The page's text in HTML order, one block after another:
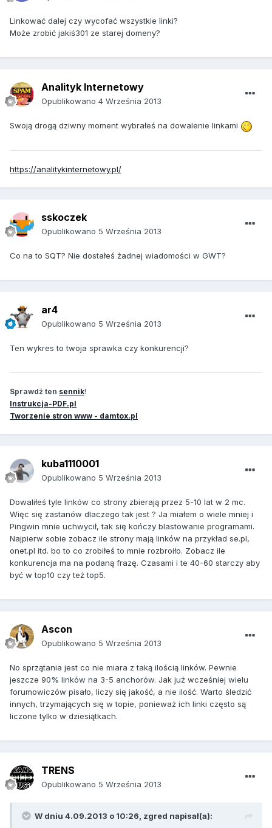
Linkować dalej czy wycofać wszystkie linki?
Może zrobić jakiś301 ze starej domeny?
Analityk Internetowy
Opublikowano 4 Września 2013
Swoją drogą dziwny moment wybrałeś na dowalenie linkami
https://analitykinternetowy.pl/
sskoczek
Opublikowano 5 Września 2013
Co na to SQT? Nie dostałeś żadnej wiadomości w GWT?
ar4
Opublikowano 5 Września 2013
Ten wykres to twoja sprawka czy konkurencji?
Sprawdź ten sennik!
Instrukcja-PDF.pl
Tworzenie stron www - damtox.pl
kuba1110001
Opublikowano 5 Września 2013
Dowaliłeś tyle linków co strony zbierają przez 5-10 lat w 2 mc.
Więc się zastanów dlaczego tak jest ? Ja miałem o wiele mniej i
Pingwin mnie uchwycił, tak się kończy blastowanie programami.
Najpierw sobie zobacz ile strony mają linków na przykład se.pl,
onet.pl itd. bo to co zrobiłeś to mnie rozbroiło. Zobacz ile
konkurencja ma na podaną frazę. Czasami i te 40-60 starczy aby
być w top10 czy też top5.
Ascon
Opublikowano 5 Września 2013
No sprzątania jest co nie miara z taką ilością linków. Pewnie
jeszcze 90% linków na 3-5 anchorów. Jak już wcześniej wielu
forumowiczów pisało, liczy się jakość, a nie ilość. Warto śledzić
innych, trzymających się w topie, ponieważ ich linki często są
liczone tylko w dziesiątkach.
TRENS
Opublikowano 5 Września 2013
W dniu 4.09.2013 o 10:26, zgred napisał(a):